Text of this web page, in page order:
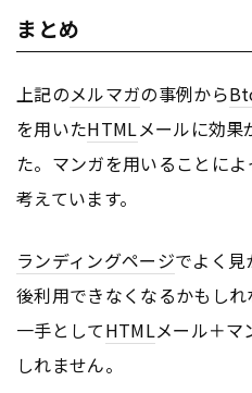
まとめ
上記のメルマガの事例から
を用いたHTMLメールに効果
た。マンガを用いることに
考えています。
ランディングページでよく
後利用できなくなるかもし
一手としてHTMLメール＋マ
しれません。